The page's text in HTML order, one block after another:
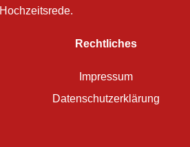
Hochzeitsrede.
Rechtliches
Impressum
Datenschutzerklärung